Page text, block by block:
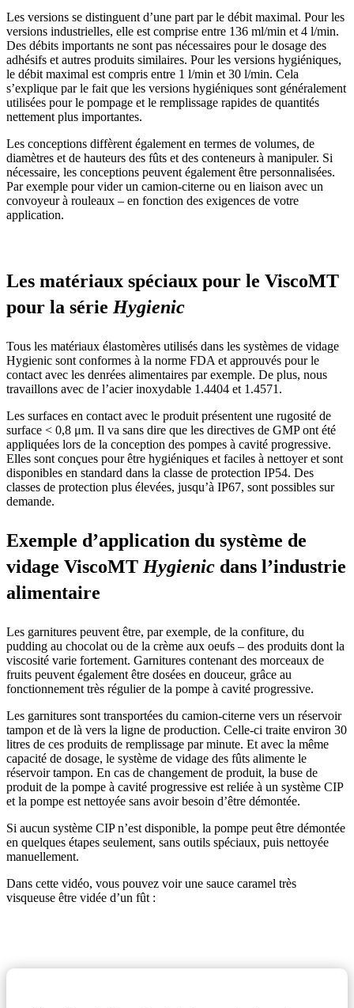
Les versions se distinguent d’une part par le débit maximal. Pour les
versions industrielles, elle est comprise entre 136 ml/min et 4 l/min.
Des débits importants ne sont pas nécessaires pour le dosage des
adhésifs et autres produits similaires. Pour les versions hygiéniques,
le débit maximal est compris entre 1 l/min et 30 l/min. Cela
s’explique par le fait que les versions hygiéniques sont généralement
utilisées pour le pompage et le remplissage rapides de quantités
nettement plus importantes.
Les conceptions diffèrent également en termes de volumes, de
diamètres et de hauteurs des fûts et des conteneurs à manipuler. Si
nécessaire, les conceptions peuvent également être personnalisées.
Par exemple pour vider un camion-citerne ou en liaison avec un
convoyeur à rouleaux – en fonction des exigences de votre
application.
Les matériaux spéciaux pour le ViscoMT
pour la série Hygienic
Tous les matériaux élastomères utilisés dans les systèmes de vidage
Hygienic sont conformes à la norme FDA et approuvés pour le
contact avec les denrées alimentaires par exemple. De plus, nous
travaillons avec de l’acier inoxydable 1.4404 et 1.4571.
Les surfaces en contact avec le produit présentent une rugosité de
surface < 0,8 μm. Il va sans dire que les directives de GMP ont été
appliquées lors de la conception des pompes à cavité progressive.
Elles sont conçues pour être hygiéniques et faciles à nettoyer et sont
disponibles en standard dans la classe de protection IP54. Des
classes de protection plus élevées, jusqu’à IP67, sont possibles sur
demande.
Exemple d’application du système de
vidage ViscoMT Hygienic dans l’industrie
alimentaire
Les garnitures peuvent être, par exemple, de la confiture, du
pudding au chocolat ou de la crème aux oeufs – des produits dont la
viscosité varie fortement. Garnitures contenant des morceaux de
fruits peuvent également être dosées en douceur, grâce au
fonctionnement très régulier de la pompe à cavité progressive.
Les garnitures sont transportées du camion-citerne vers un réservoir
tampon et de là vers la ligne de production. Celle-ci traite environ 30
litres de ces produits de remplissage par minute. Et avec la même
capacité de dosage, le système de vidage des fûts alimente le
réservoir tampon. En cas de changement de produit, la buse de
produit de la pompe à cavité progressive est reliée à un système CIP
et la pompe est nettoyée sans avoir besoin d’être démontée.
Si aucun système CIP n’est disponible, la pompe peut être démontée
en quelques étapes seulement, sans outils spéciaux, puis nettoyée
manuellement.
Dans cette vidéo, vous pouvez voir une sauce caramel très
visqueuse être vidée d’un fût :